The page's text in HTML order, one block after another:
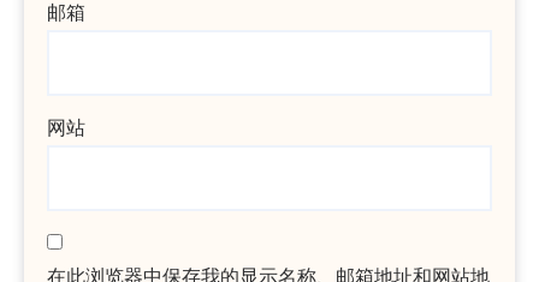
邮箱
网站
在此浏览器中保存我的显示名称、邮箱地址和网站地